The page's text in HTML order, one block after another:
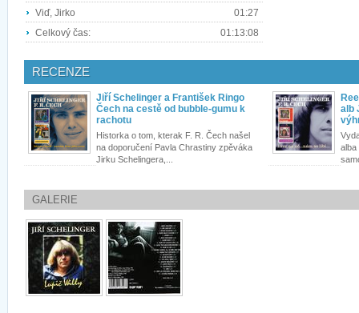
Viď, Jirko
01:27
Celkový čas:
01:13:08
RECENZE
Jiří Schelinger a František Ringo
Čech na cestě od bubble-gumu k
rachotu
Historka o tom, kterak F. R. Čech našel
na doporučení Pavla Chrastiny zpěváka
Jirku Schelingera,...
alb
alba
GALERIE